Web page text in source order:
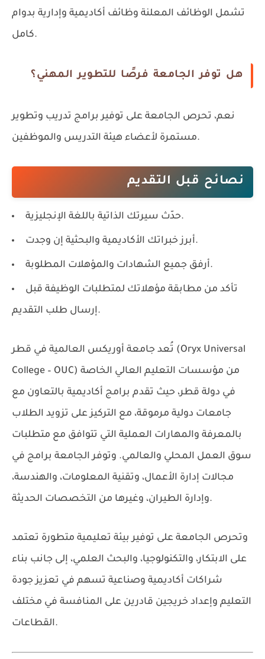
تشمل الوظائف المعلنة وظائف أكاديمية وإدارية بدوام
كامل.
هل توفر الجامعة فرصًا للتطوير المهني؟
نعم، تحرص الجامعة على توفير برامج تدريب وتطوير
مستمرة لأعضاء هيئة التدريس والموظفين.
نصائح قبل التقديم
حدّث سيرتك الذاتية باللغة الإنجليزية.
أبرز خبراتك الأكاديمية والبحثية إن وجدت.
أرفق جميع الشهادات والمؤهلات المطلوبة.
تأكد من مطابقة مؤهلاتك لمتطلبات الوظيفة قبل
إرسال طلب التقديم.
تُعد جامعة أوريكس العالمية في قطر (Oryx Universal
College – OUC)
في دولة قطر، حيث تقدم برامج أكاديمية بالتعاون مع
جامعات دولية مرموقة، مع التركيز على تزويد الطلاب
بالمعرفة والمهارات العملية التي تتوافق مع متطلبات
سوق العمل المحلي والعالمي. وتوفر الجامعة برامج في
مجالات إدارة الأعمال، وتقنية المعلومات، والهندسة،
وإدارة الطيران، وغيرها من التخصصات الحديثة.
وتحرص الجامعة على توفير بيئة تعليمية متطورة تعتمد
على الابتكار، والتكنولوجيا، والبحث العلمي، إلى جانب بناء
شراكات أكاديمية وصناعية تسهم في تعزيز جودة
التعليم وإعداد خريجين قادرين على المنافسة في مختلف
القطاعات.